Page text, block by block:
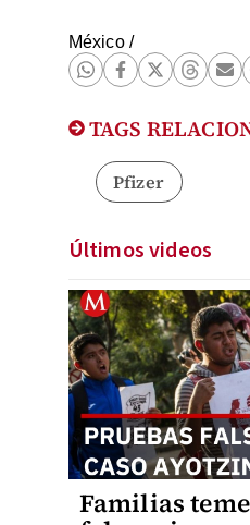
México/
TAGS
Pfizer
Últimos videos
Familias